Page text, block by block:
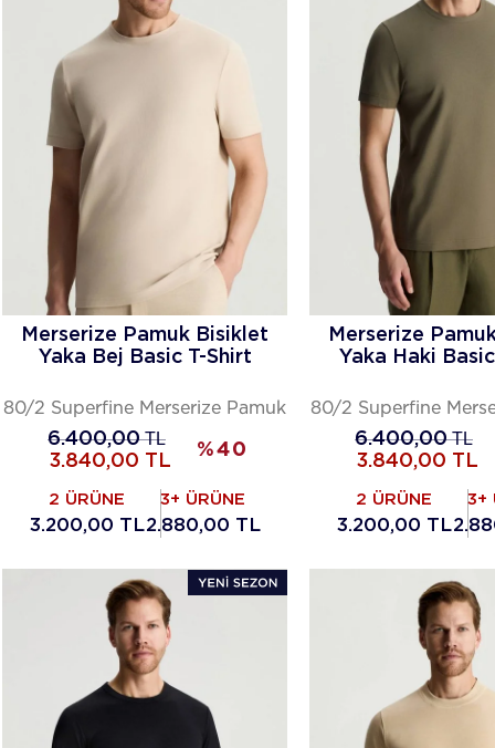
Merserize Pamuk Bisiklet
Yaka Bej Basic T-Shirt
80/2 Superfine Merserize Pamuk
6.400,00TL
3.840,00 TL
%40
2 ÜRÜNE
3.200,00 TL
3+ ÜRÜNE
2.880,00 TL
Merserize
Yaka Haki
80/2 Superfine
6.400,00TL
3.840,00 TL
2 ÜRÜNE
3.200,00 TL
3+